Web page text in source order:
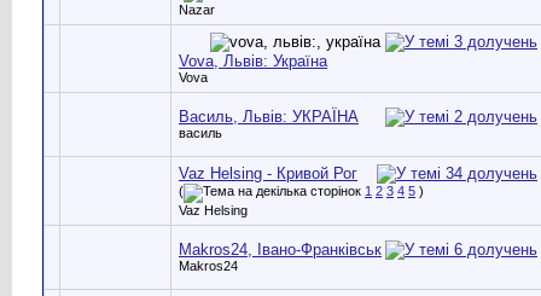
Nazar
Vova, Львів: Україна
Vova
Василь, Львів: УКРАЇНА
василь
Vaz Helsing - Кривой Рог
( 1 2 3 4 5 )
Vaz Helsing
Makros24, Івано-Франківськ
Makros24